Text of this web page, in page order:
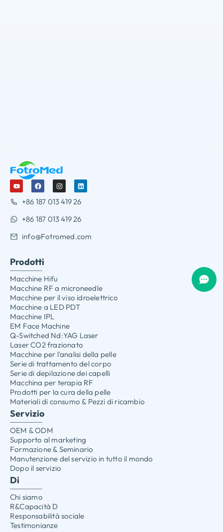
+86 187 013 419 26
+86 187 013 419 26
info@Fotromed.com
Prodotti
Macchine Hifu
Macchine RF a microneedle
Macchine per il viso idroelettrico
Macchine a LED PDT
Macchine IPL
EM Face Machine
Q-Switched Nd:YAG Laser
Laser CO2 frazionato
Macchine per l'analisi della pelle
Serie di trattamento del corpo
Serie di depilazione dei capelli
Macchina per terapia RF
Prodotti per la cura della pelle
Materiali di consumo & Pezzi di ricambio
Servizio
OEM & ODM
Supporto al marketing
Formazione & Seminario
Manutenzione del servizio in tutto il mondo
Dopo il servizio
Di
Chi siamo
R&Capacità D
Responsabilità sociale
Testimonianze